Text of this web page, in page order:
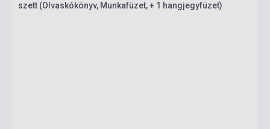
szett (Olvaskókönyv, Munkafüzet, + 1 hangjegyfüzet)